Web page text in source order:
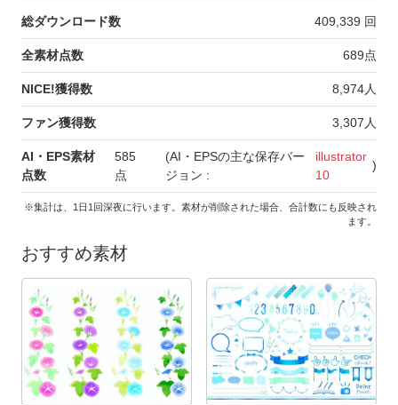
総ダウンロード数 409,339 回
全素材点数 689点
NICE!獲得数 8,974人
ファン獲得数 3,307 人
AI・EPS素材
点数
585
点
(AI・EPSの主な保存バー
ジョン :
illustrator
10
)
※集計は、1日1回深夜に行います。素材が削除された場合、合計数にも反映され
ます。
おすすめ素材